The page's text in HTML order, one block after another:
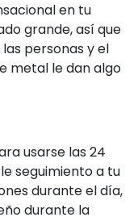
en tu
grande, así que
personas y el
metal le dan algo
usarse las 24
seguimiento a tu
durante el día,
durante la